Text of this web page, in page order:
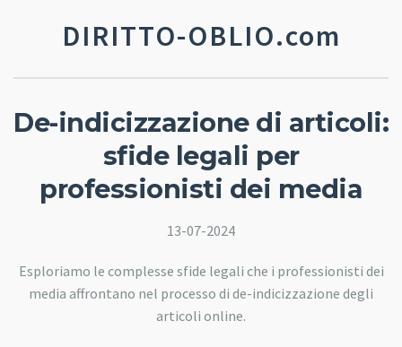
DIRITTO-OBLIO.com
De-indicizzazione di articoli:
sfide legali per
professionisti dei media
13-07-2024
Esploriamo le complesse sfide legali che i professionisti dei
media affrontano nel processo di de-indicizzazione degli
articoli online.